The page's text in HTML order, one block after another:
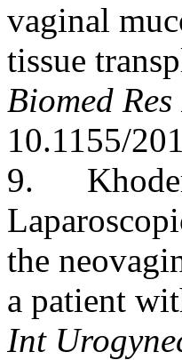
vaginal
tissue
Biomed
10.1155/
9. Khoder
the
a patient
Int